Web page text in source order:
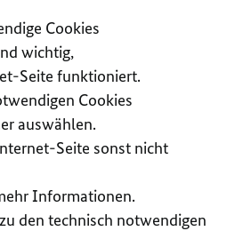
Cookies
wichtig,
Seite funktioniert.
Cookies
auswählen.
Seite sonst nicht
Informationen.
den technisch notwendigen